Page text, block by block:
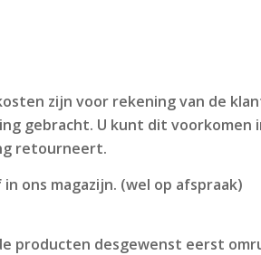
zijn voor rekening van de
gebracht. U kunt dit voorkomen
retourneert.
ons magazijn. (wel op afspraak)
producten desgewenst eerst